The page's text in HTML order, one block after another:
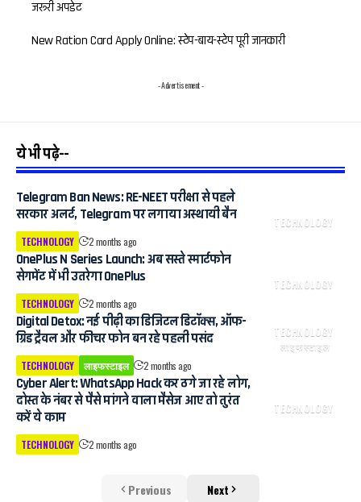
जरूरी अपडेट
New Ration Card Apply Online: स्टेप-बाय-स्टेप पूरी जानकारी
- Advertisement -
ये भी पढ़े--
TECHNOLOGY
Telegram Ban News: RE-NEET परीक्षा से पहले
सरकार अलर्ट, Telegram पर लगाया अस्थायी बैन
TECHNOLOGY 2 months ago
TECHNOLOGY
OnePlus N Series Launch: अब सस्ते स्मार्टफोन
सेगमेंट में भी उतरेगा OnePlus
TECHNOLOGY 2 months ago
TECHNOLOGY
लाइफस्टाइल
Digital Detox: नई पीढ़ी का डिजिटल डिटॉक्स, ऑफ-
ग्रिड ट्रैवल और फीचर फोन बन रहे पहली पसंद
TECHNOLOGY लाइफस्टाइल 2 months ago
TECHNOLOGY
Cyber ​​Alert: WhatsApp Hack कर ठगे जा रहे लोग,
दोस्त के नंबर से पैसे मांगने वाला मैसेज आए तो तुरंत
करें ये काम
TECHNOLOGY 2 months ago
Previous Next